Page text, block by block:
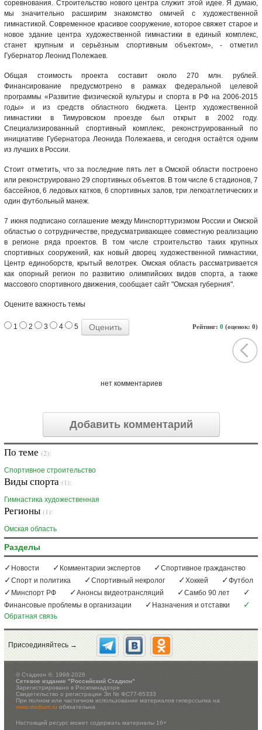
соревнования. Строительство нового центра служит этой идее. Я думаю,
мы значительно расширим знакомство омичей с художественной
гимнастикой. Современное красивое сооружение, которое свяжет старое и
новое здание центра художественной гимнастики в единый комплекс,
станет крупным и серьёзным спортивным объектом», - отметил
Губернатор Леонид Полежаев.
Общая стоимость проекта составит около 270 млн. рублей.
Финансирование предусмотрено в рамках федеральной целевой
программы «Развитие физической культуры и спорта в РФ на 2006-2015
годы» и из средств областного бюджета. Центр художественной
гимнастики в Тимуровском проезде был открыт в 2002 году.
Специализированный спортивный комплекс, реконструированный по
инициативе Губернатора Леонида Полежаева, и сегодня остаётся одним
из лучших в России.
Стоит отметить, что за последние пять лет в Омской области построено
или реконструировано 29 спортивных объектов. В том числе 6 стадионов, 7
бассейнов, 6 ледовых катков, 6 спортивных залов, три легкоатлетических и
один футбольный манеж.
7 июня подписано соглашение между Минспорттуризмом России и Омской
областью о сотрудничестве, предусматривающее совместную реализацию
в регионе ряда проектов. В том числе строительство таких крупных
спортивных сооружений, как новый дворец художественной гимнастики,
Центр единоборств, крытый велотрек. Омская область рассматривается
как опорный регион по развитию олимпийских видов спорта, а также
массового спортивного движения, сообщает сайт "Омская губерния".
Оцените важность темы
Рейтинг: 0 (оценок: 0)
1 2 3 4 5
нет комментариев
Добавить комментарий
По теме (2):
Спортивное строительство
Виды спорта (1):
Гимнастика художественная
Регионы (1):
Омская область
Разделы
Новости Комментарии экспертов
Спортивное гражданство
Спорт и политика
Спортивный некролог Хоккей
Футбол
Минспорт РФ
Анонсы видеотрансляций
Самбо 90 лет
Финансовые проблемы в организации
Назначения и отставки
Обратная связь
Присоединяйтесь →
©Стадион ®, 1998-2026
Сетевое издание "Российский Стадион"
Зарегистрировано в Роскомнадзоре
Свидетельство о регистрации Эл № ФС77-65333
При полном или частичном использовании материалов гиперссылка на
www.stadium.ruобязательна
Настоящий ресурс может содержать материалы 16+